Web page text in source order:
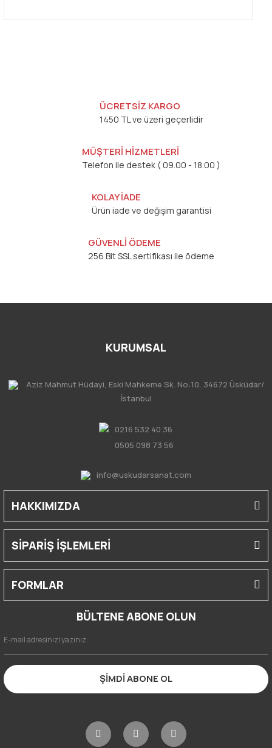
ÜCRETSİZ KARGO
1450 TL ve üzeri geçerlidir
MÜŞTERİ HİZMETLERİ
Telefon ile destek ( 09.00 - 18.00 )
KOLAY İADE
Ürün iade ve değişim garantisi
GÜVENLİ ÖDEME
256 Bit SSL sertifikası ile ödeme
KURUMSAL
Aziz Mahmut Hüdayi, Eski Mahkeme Sk. No:10, 34672 Üsküdar/
İstanbul
0216 532 40 36
0505 098 73 56
info@uskudarsanat.com
HAKKIMIZDA
SİPARİŞ İŞLEMLERİ
FORMLAR
BÜLTENE ABONE OLUN
ŞİMDİ ABONE OL